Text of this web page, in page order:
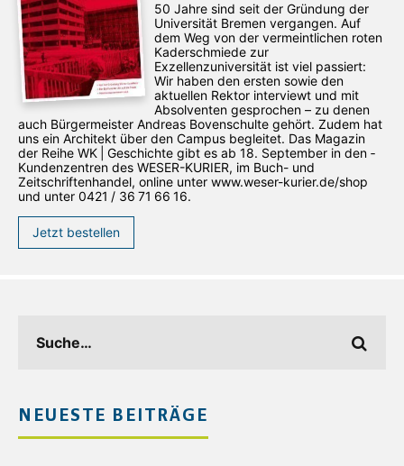
50 Jahre sind seit der Gründung der
Universität Bremen vergangen. Auf
dem Weg von der vermeintlichen roten
Kaderschmiede zur
Exzellenzuniversität ist viel passiert:
Wir haben den ersten sowie den
aktuellen Rektor interviewt und mit
Absolventen gesprochen – zu denen
auch Bürgermeister Andreas Bovenschulte gehört. Zudem hat
uns ein Architekt über den Campus begleitet. Das Magazin
der Reihe WK | Geschichte gibt es ab 18. September in den ­
Kundenzentren des WESER-­KURIER, im Buch- und
Zeitschriftenhandel, online unter www.weser-kurier.de/shop
und unter 0421 / 36 71 66 16.
Jetzt bestellen
NEUESTE BEITRÄGE